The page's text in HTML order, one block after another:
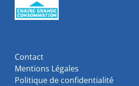
Contact
Mentions Légales
Politique de confidentialité